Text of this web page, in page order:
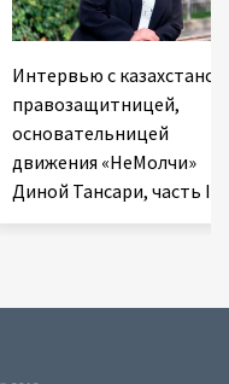
Интервью с
правозащитницей,
основательницей
движения «НеМолчи»
Диной Тансари, часть I